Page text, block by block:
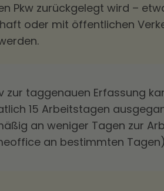
Pkw zurückgelegt wird –
oder mit öffentlichen
zur taggenauen Erfassung
15 Arbeitstagen
an weniger Tagen zur
an bestimmten